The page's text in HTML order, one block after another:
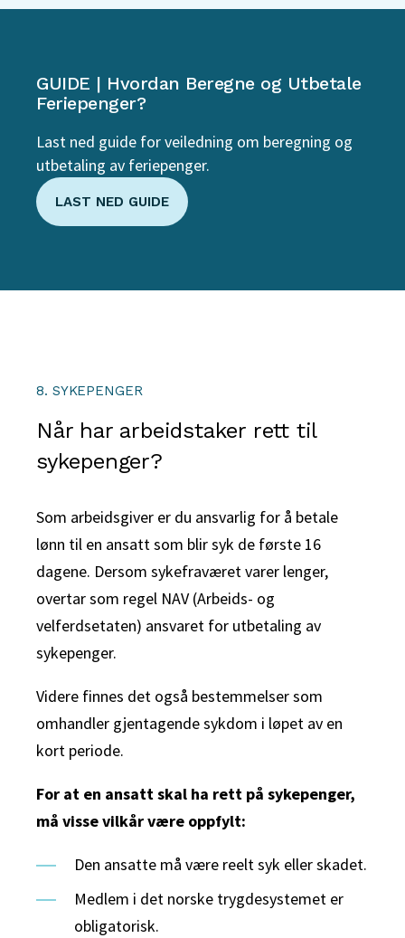
GUIDE | Hvordan Beregne og Utbetale
Feriepenger?
Last ned guide for veiledning om beregning og
utbetaling av feriepenger.
LAST NED GUIDE
8. SYKEPENGER
Når har arbeidstaker rett til
sykepenger?
Som arbeidsgiver er du ansvarlig for å betale
lønn til en ansatt som blir syk de første 16
dagene. Dersom sykefraværet varer lenger,
overtar som regel NAV (Arbeids- og
velferdsetaten) ansvaret for utbetaling av
sykepenger.
Videre finnes det også bestemmelser som
omhandler gjentagende sykdom i løpet av en
kort periode.
For at en ansatt skal ha rett på sykepenger,
må visse vilkår være oppfylt:
Den ansatte må være reelt syk eller skadet.
Medlem i det norske trygdesystemet er
obligatorisk.